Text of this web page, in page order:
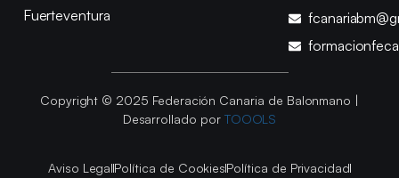
Fuerteventura
Copyright © 2025 Federación Canaria de Balonmano |
Desarrollado por TOOOLS
Aviso LegalPolítica de CookiesPolítica de Privacidad